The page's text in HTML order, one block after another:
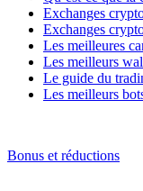
Exchanges
Exchanges
Les meilleures
Les meilleurs
Le guide du
Les meilleurs
Bonus et réductions